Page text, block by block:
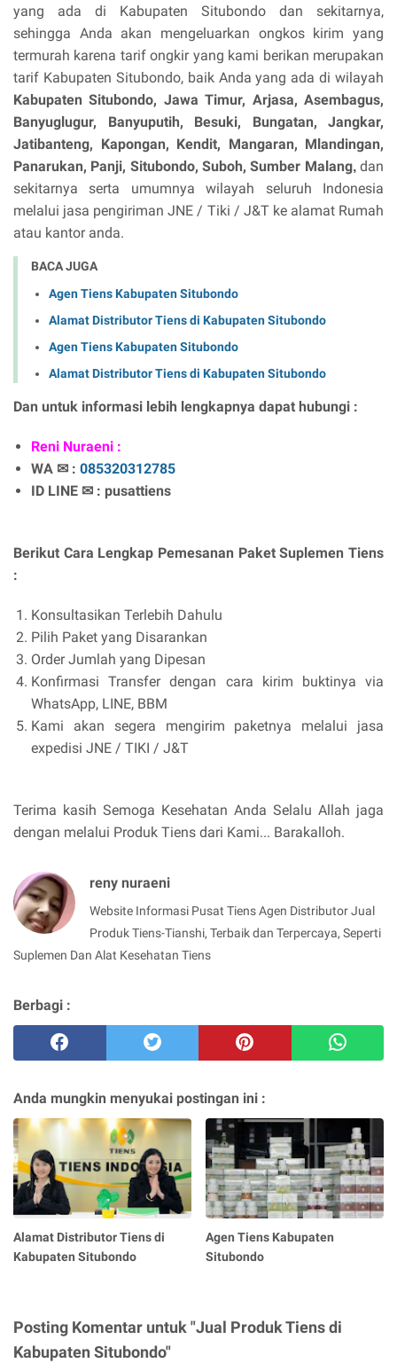
yang ada di Kabupaten Situbondo dan sekitarnya,
sehingga Anda akan mengeluarkan ongkos kirim yang
termurah karena tarif ongkir yang kami berikan merupakan
tarif Kabupaten Situbondo, baik Anda yang ada di wilayah
Kabupaten Situbondo, Jawa Timur, Arjasa, Asembagus,
Banyuglugur, Banyuputih, Besuki, Bungatan, Jangkar,
Jatibanteng, Kapongan, Kendit, Mangaran, Mlandingan,
Panarukan, Panji, Situbondo, Suboh, Sumber Malang,dan
sekitarnya serta umumnya wilayah seluruh Indonesia
melalui jasa pengiriman JNE / Tiki / J&T ke alamat Rumah
atau kantor anda.
BACA JUGA
Agen Tiens Kabupaten Situbondo
Alamat Distributor Tiens di Kabupaten Situbondo
Agen Tiens Kabupaten Situbondo
Alamat Distributor Tiens di Kabupaten Situbondo
Dan untuk informasi lebih lengkapnya dapat hubungi :
Reni Nuraeni :
WA ✉ : 085320312785
ID LINE ✉ : pusattiens
Berikut Cara Lengkap Pemesanan Paket Suplemen Tiens
:
Konsultasikan Terlebih Dahulu
Pilih Paket yang Disarankan
Order Jumlah yang Dipesan
Konfirmasi Transfer dengan cara kirim buktinya via
WhatsApp, LINE, BBM
Kami akan segera mengirim paketnya melalui jasa
expedisi JNE / TIKI / J&T
Terima kasih Semoga Kesehatan Anda Selalu Allah jaga
dengan melalui Produk Tiens dari Kami... Barakalloh.
reny nuraeni
Website Informasi Pusat Tiens Agen Distributor Jual
Produk Tiens-Tianshi, Terbaik dan Terpercaya, Seperti
Suplemen Dan Alat Kesehatan Tiens
Berbagi :
Anda mungkin menyukai postingan ini :
Alamat Distributor Tiens di
Kabupaten Situbondo
Agen Tiens Kabupaten
Situbondo
Posting Komentar untuk "Jual Produk Tiens di
Kabupaten Situbondo"